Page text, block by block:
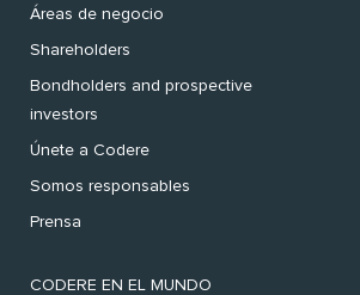
Áreas de negocio
Shareholders
Bondholders and prospective
investors
Únete a Codere
Somos responsables
Prensa
CODERE EN EL MUNDO